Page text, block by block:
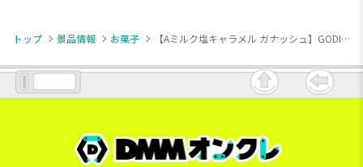
トップ 景品情報 お菓子 【Aミルク塩キャラメル ガナッシュ】GODIVA Gショコラ5P BOX2種